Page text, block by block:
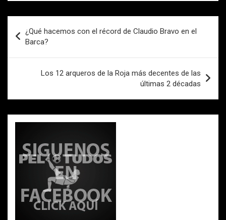
o
o
k
A
p
ar
de
entradas
¿Qué hacemos con el récord de Claudio Bravo en el
Barca?
Los 12 arqueros de la Roja más decentes de las
últimas 2 décadas